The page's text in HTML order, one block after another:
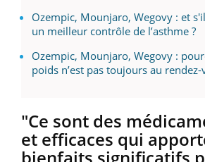
Ozempic, Mounjaro, Wegovy : et
un meilleur contrôle de l’asthme ?
Ozempic, Mounjaro, Wegovy :
poids n’est pas toujours au rendez-
"Ce sont des
et efficaces qui
bienfaits significatifs